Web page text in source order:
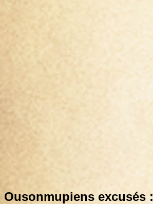
Ousonmupiens excusés :